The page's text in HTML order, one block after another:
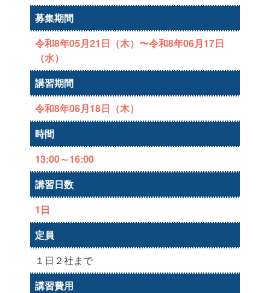
募集期間
令和8年05月21日（木）〜令和8年06月17日
（水）
講習期間
令和8年06月18日（木）
時間
13:00～16:00
講習日数
1日
定員
１日２社まで
講習費用